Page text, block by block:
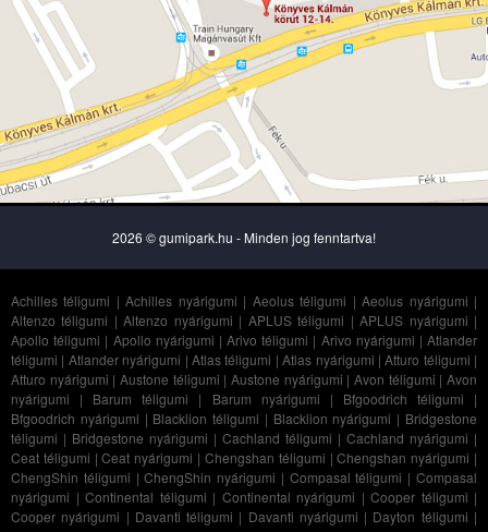
2026 © gumipark.hu - Minden jog fenntartva!
Achilles téligumi |Achilles nyárigumi | Aeolus téligumi |Aeolus nyárigumi |
Altenzo téligumi |Altenzo nyárigumi | APLUS téligumi |APLUS nyárigumi |
Apollo téligumi | Apollo nyárigumi |Arivo téligumi | Arivo nyárigumi |Atlander
téligumi | Atlander nyárigumi | Atlas téligumi |Atlas nyárigumi |Atturo téligumi |
Atturo nyárigumi |Austone téligumi |Austone nyárigumi |Avon téligumi |Avon
nyárigumi | Barum téligumi | Barum nyárigumi | Bfgoodrich téligumi |
Bfgoodrich nyárigumi | Blacklion téligumi | Blacklion nyárigumi | Bridgestone
téligumi | Bridgestone nyárigumi | Cachland téligumi | Cachland nyárigumi |
Ceat téligumi |Ceat nyárigumi | Chengshan téligumi |Chengshan nyárigumi |
ChengShin téligumi |ChengShin nyárigumi | Compasal téligumi |Compasal
nyárigumi | Continental téligumi | Continental nyárigumi | Cooper téligumi |
Cooper nyárigumi | Davanti téligumi | Davanti nyárigumi | Dayton téligumi |